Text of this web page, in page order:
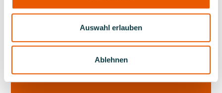
Auswahl erlauben
Ablehnen
BEWERTUNG